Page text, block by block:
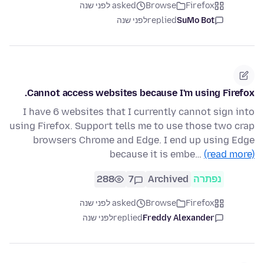
Firefox
Browse
asked לפני שנה
SuMo Bot
repliedלפני שנה
Cannot access websites because I'm using Firefox.
I have 6 websites that I currently cannot sign into
using Firefox. Support tells me to use those two crap
browsers Chrome and Edge. I end up using Edge
because it is embe… (read more)
נפתרה Archived
7
288
Firefox
Browse
asked לפני שנה
Freddy Alexander
repliedלפני שנה